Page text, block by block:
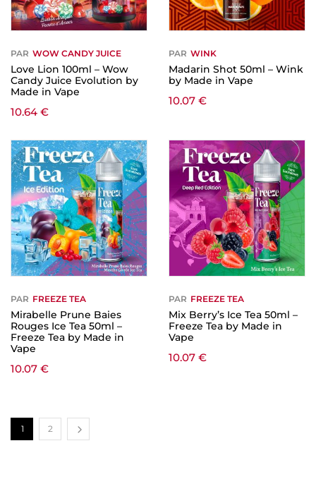
PAR WOW CANDY JUICE
Love Lion 100ml – Wow
Candy Juice Evolution by
Made in Vape
10.64 €
PAR WINK
Madarin Shot 50ml – Wink
by Made in Vape
10.07 €
PAR FREEZE TEA
Mirabelle Prune Baies
Rouges Ice Tea 50ml –
Freeze Tea by Made in
Vape
10.07 €
PAR FREEZE TEA
Mix Berry’s Ice Tea 50ml –
Freeze Tea by Made in
Vape
10.07 €
1 2